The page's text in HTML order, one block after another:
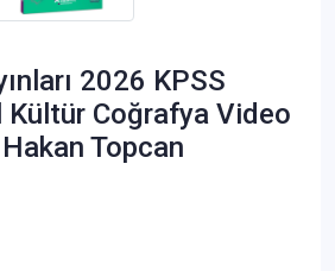
2026 KPSS
Kültür Coğrafya Video
Topcan